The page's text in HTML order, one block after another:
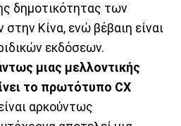
δημοτικότητας των
Κίνα, ενώ βέβαιη είναι
εκδόσεων.
μιας μελλοντικής
το πρωτότυπο CX
αρκούντως